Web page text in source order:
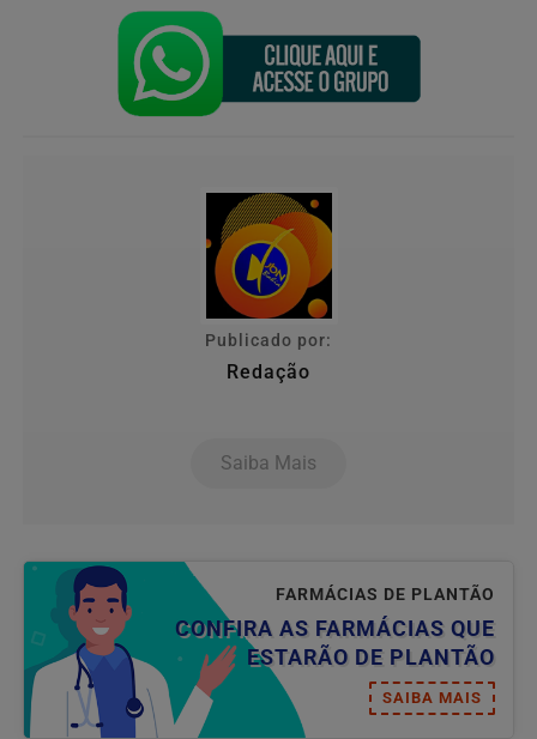
Publicado por:
Redação
Saiba Mais
FARMÁCIAS DE PLANTÃO
CONFIRA AS FARMÁCIAS QUE
ESTARÃO DE PLANTÃO
SAIBA MAIS